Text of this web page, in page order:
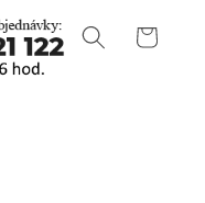
Košík